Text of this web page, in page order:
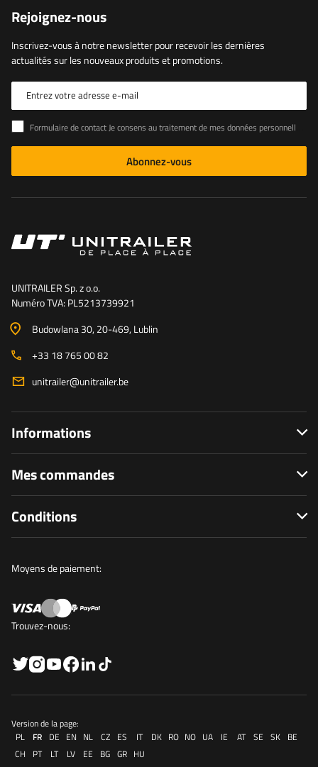
Rejoignez-nous
Inscrivez-vous à notre newsletter pour recevoir les dernières
actualités sur les nouveaux produits et promotions.
Entrez votre adresse e-mail
Formulaire de contact Je consens au traitement de mes données personnelles contenues dans le formulaire de contact conformément au règlement du Parlement européen et du Conseil (UE)
Abonnez-vous
UNITRAILER Sp. z o.o.
Numéro TVA: PL5213739921
Budowlana 30, 20-469, Lublin
+33 18 765 00 82
unitrailer@unitrailer.be
Informations
Mes commandes
Conditions
Moyens de paiement:
Trouvez-nous:
Version de la page:
PL
FR DE EN NL CZ ES IT DK RO NO UA IE AT SE SK BE
CH
PT LT LV EE BG GR HU